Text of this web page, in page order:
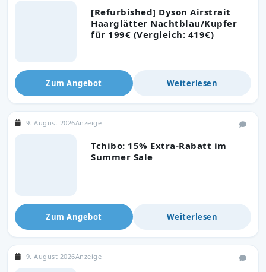
[Refurbished] Dyson Airstrait
Haarglätter Nachtblau/Kupfer
für 199€ (Vergleich: 419€)
Zum Angebot Weiterlesen
Tchibo: 15% Extra-Rabatt im
Summer Sale
9. August 2026Anzeige
Zum Angebot Weiterlesen
9. August 2026Anzeige